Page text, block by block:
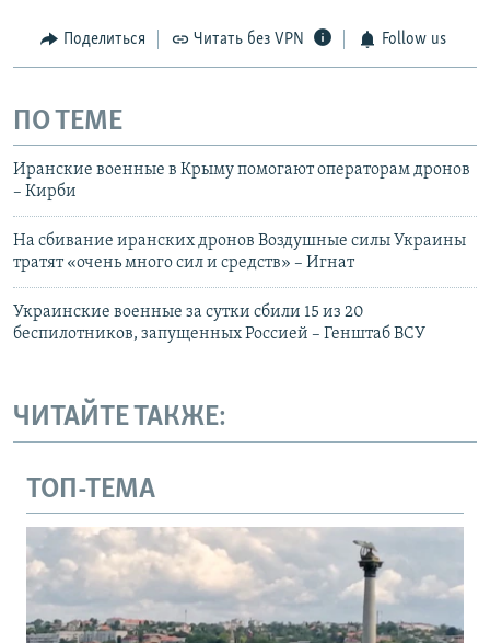
Поделиться Читать без VPN Follow us
ПО ТЕМЕ
Иранские военные в Крыму помогают операторам дронов
– Кирби
На сбивание иранских дронов Воздушные силы Украины
тратят «очень много сил и средств» – Игнат
Украинские военные за сутки сбили 15 из 20
беспилотников, запущенных Россией – Генштаб ВСУ
ЧИТАЙТЕ ТАКЖЕ:
ТОП-ТЕМА